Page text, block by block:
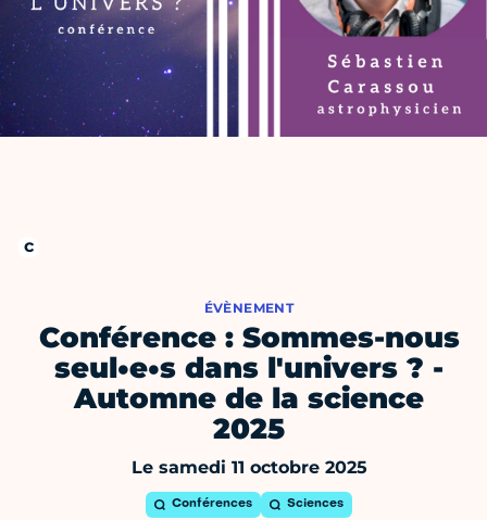
ÉVÈNEMENT
Conférence : Sommes-nous
seul•e•s dans l'univers ? -
Automne de la science
2025
Le samedi 11 octobre 2025
Conférences Sciences